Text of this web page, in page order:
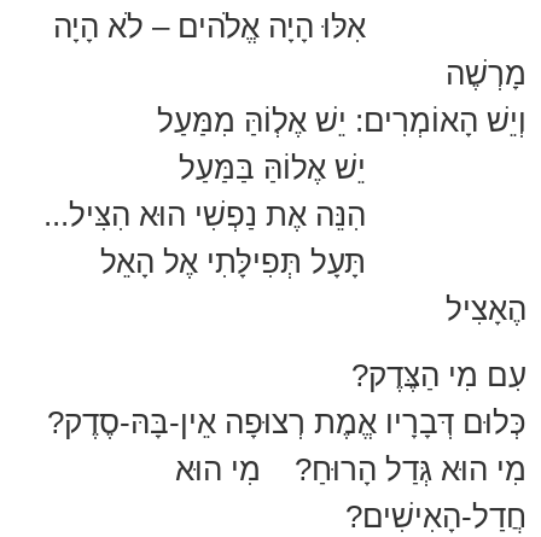
אִלּוּ הָיָה אֱלֹהים – לֹא הָיָה
מָרְשֶׁה
וְיֵשׁ הָאוֹמְרִים: יֵשׁ אֶלְוֹהַּ מִמַּעַל
יֵשׁ אֶלוֹהַּ בַּמַּעַל
הִנֵּה אֶת נַפְשִׁי הוּא הִצִּיל...
תָּעָל תְּפִילָּתִי אֶל הָאֵל
הֶאָצִיל
עִם מִי הַצֶּדֶק?
כְּלוּם דְּבָרָיו אֱמֶת רְצוּפָה אֵין-בָּהּ-סֶדֶק?
מִי הוּא גְּדַל הָרוּחַ? מִי הוּא
חֲדַל-הָאִישִׁים?